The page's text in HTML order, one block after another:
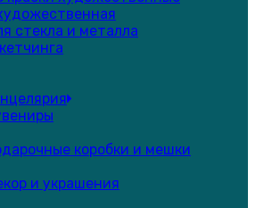
стекла и металла
коробки и мешки
и украшения